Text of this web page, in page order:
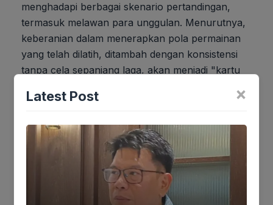
menghadapi berbagai skenario pertandingan,
termasuk melawan para unggulan. Menurutnya,
keberanian dalam menerapkan pola permainan
yang telah dilatih, ditambah dengan konsistensi
tanpa cela sepanjang laga, akan menjadi "kartu
peluang dan menciptakan kejutan manis di
membuktikan bahwa mereka siap melampaui
ekspektasi dan menuliskan sejarah baru.
Jika keberatan atau harus diedit baik
×
Latest Post